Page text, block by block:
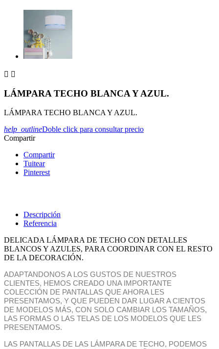
 
LÁMPARA TECHO BLANCA Y AZUL.
LÁMPARA TECHO BLANCA Y AZUL.
help_outlineDoble click para consultar precio
Compartir
Compartir
Tuitear
Pinterest
Descripción
Referencia
DELICADA LÁMPARA DE TECHO CON DETALLES
BLANCOS Y AZULES, PARA COORDINAR CON EL RESTO
DE LA DECORACIÓN.
ADAPTANDONOS A LOS GUSTOS DE NUESTROS
CLIENTES, HEMOS CREADO UNA IMPORTANTE
COLECCIÓN DE PANTALLAS QUE AHORA LES
PRESENTAMOS, Y QUE PUEDEN DAR LUGAR A CIENTOS
DE MODELOS MÁS, CON SOLO CAMBIAR LOS TAMAÑOS,
LAS FORMAS O LAS TELAS DE LOS MODELOS QUE LES
PRESENTAMOS.
LAS PANTALLAS DE LAS LÁMPARA DE TECHO, PODEMOS